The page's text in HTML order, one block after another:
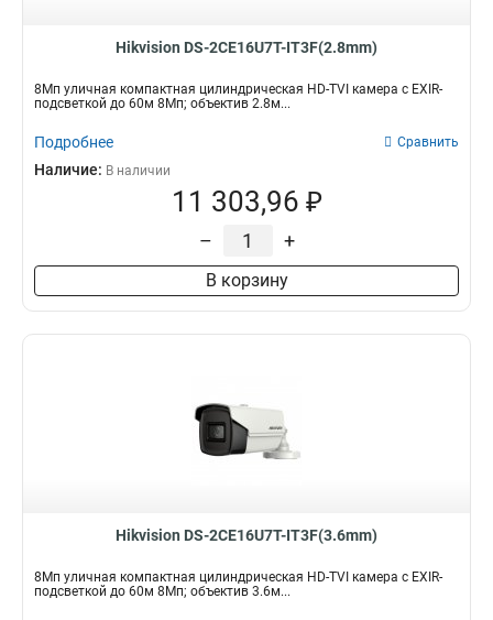
Hikvision DS-2CE16U7T-IT3F(2.8mm)
8Мп уличная компактная цилиндрическая HD-TVI камера с EXIR-
подсветкой до 60м 8Мп; объектив 2.8м...
Подробнее Сравнить
Наличие: В наличии
11 303,96 ₽
– +
В корзину
Hikvision DS-2CE16U7T-IT3F(3.6mm)
8Мп уличная компактная цилиндрическая HD-TVI камера с EXIR-
подсветкой до 60м 8Мп; объектив 3.6м...